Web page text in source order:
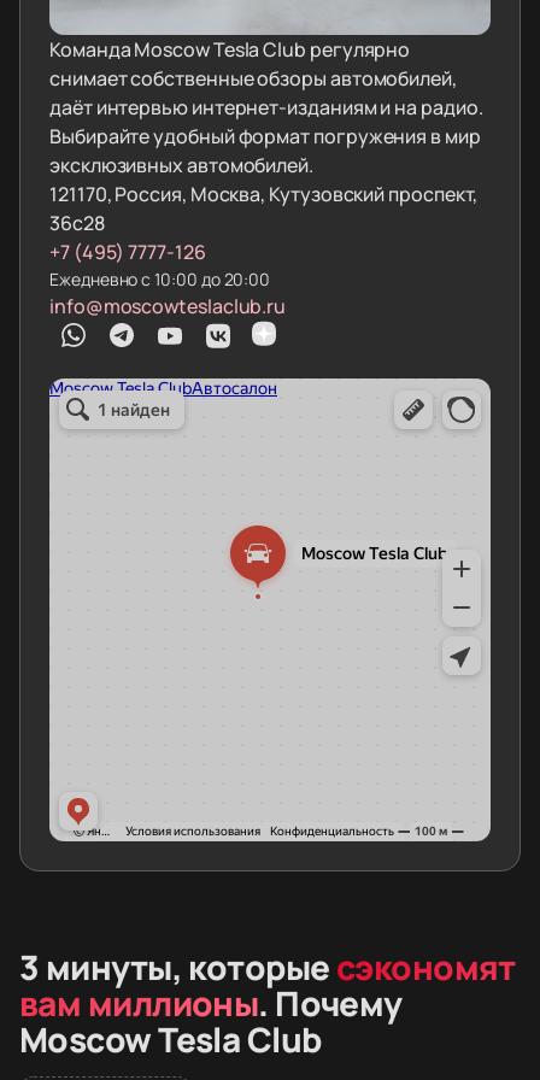
Команда Moscow Tesla Club регулярно
снимает собственные обзоры автомобилей,
даёт интервью интернет-изданиям и на радио.
Выбирайте удобный формат погружения в мир
эксклюзивных автомобилей.
121170, Россия, Москва, Кутузовский проспект,
36с28
+7 (495) 7777-126
Ежедневно с 10:00 до 20:00
info@moscowteslaclub.ru
3 минуты, которыесэкономят
вам миллионы. Почему
Moscow Tesla Club